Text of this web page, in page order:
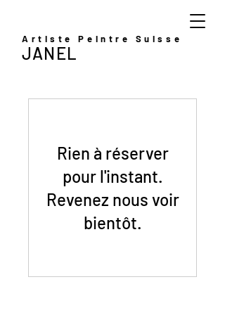
JANEL
Artiste Peintre Suisse
Rien à réserver
pour l'instant.
Revenez nous voir
bientôt.